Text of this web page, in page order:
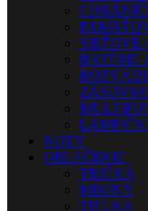
SIEŤOVÉ
BATÉRIE
NOTY
OBLEČENIE
TRIČKÁ
MIKINY
TIELKA